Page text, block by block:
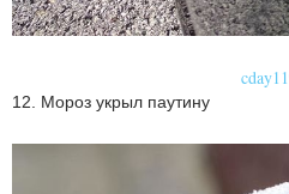
12. Мороз укрыл паутину